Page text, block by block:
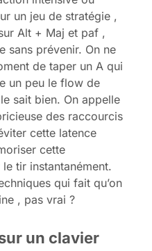
un jeu de stratégie ,
Alt + Maj et paf ,
sans prévenir. On ne
de taper un A qui
un peu le flow de
sait bien. On appelle
des raccourcis
cette latence
cette
tir instantanément.
qui fait qu’on
, pas vrai ?
un clavier